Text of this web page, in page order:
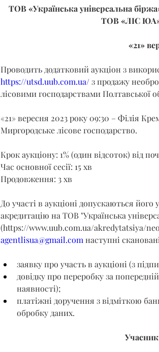
ТОВ «Українська універсальна
ТОВ «ЛІС ЮА»
«21»
Проводить додатковий аукціон з
https://utsd.uub.com.ua/ з продажу
лісовими господарствами Полтавської
«21» вересня 2023 року 09:30 – Філія
Миргородське лісове господарство.
Крок аукціону: 1% (один відсоток) від
Час основної сесії: 15 хв
Продовження: 3 хв
До участі в аукціоні допускаються
акредитацію на ТОВ "Українська
(https://www.uub.com.ua/akredytatsiya/
agentlisua@gmail.com наступні
заявку про участь в аукціоні (з
довідку про переробку за
наявності);
платіжні доручення з відміткою
обробку даних.